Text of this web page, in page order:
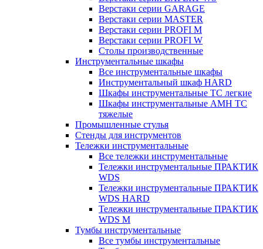
Верстаки серии GARAGE
Верстаки серии MASTER
Верстаки серии PROFI M
Верстаки серии PROFI W
Столы производственные
Инструментальные шкафы
Все инструментальные шкафы
Инструментальный шкаф HARD
Шкафы инструментальные ТС легкие
Шкафы инструментальные AMH TC
тяжелые
Промышленные стулья
Стенды для инструментов
Тележки инструментальные
Все тележки инструментальные
Тележки инструментальные ПРАКТИК
WDS
Тележки инструментальные ПРАКТИК
WDS HARD
Тележки инструментальные ПРАКТИК
WDS M
Тумбы инструментальные
Все тумбы инструментальные